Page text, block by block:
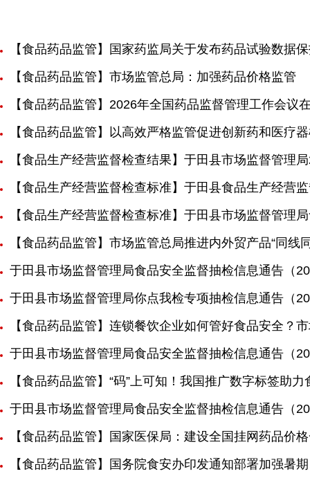
【食品药品监管】国家药监局关于发布药品试验数据
【食品药品监管】市场监管总局：加强药品价格监管
【食品药品监管】2026年全国药品监督管理工作会议
【食品药品监管】以高效严格监管促进创新药和医
【食品生产经营监督检查结果】于田县市场监督管理
【食品生产经营监督检查标准】于田县食品生产经营
【食品生产经营监督检查标准】于田县市场监督管理
【食品药品监管】市场监管总局推进内外贸产品“同线
于田县市场监督管理局食品安全监督抽检信息通告（
于田县市场监督管理局你点我检专项抽检信息通告（
【食品药品监管】连锁餐饮企业如何管好食品安全？
于田县市场监督管理局食品安全监督抽检信息通告（
【食品药品监管】“码”上可知！我国推广数字标签助
于田县市场监督管理局食品安全监督抽检信息通告（
【食品药品监管】国家医保局：建设全国挂网药品价
【食品药品监管】国务院食安办印发通知部署加强暑